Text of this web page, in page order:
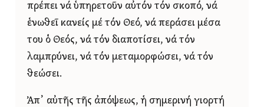
πρέπει νά ὑπηρετοῦν αὐτόν τόν σκοπό, νά
ἑνωθεῖ κανείς μέ τόν Θεό, νά περάσει μέσα
του ὁ Θεός, νά τόν διαποτίσει, νά τόν
λαμπρύνει, νά τόν μεταμορφώσει, νά τόν
θεώσει.
Ἀπ᾿ αὐτῆς τῆς ἀπόψεως, ἡ σημερινή γιορτή